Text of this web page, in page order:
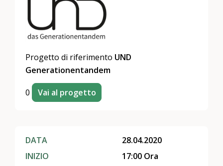
Progetto di riferimento UND
Generationentandem
0 Vai al progetto
DATA
INIZIO
28.04.2020
17:00 Ora